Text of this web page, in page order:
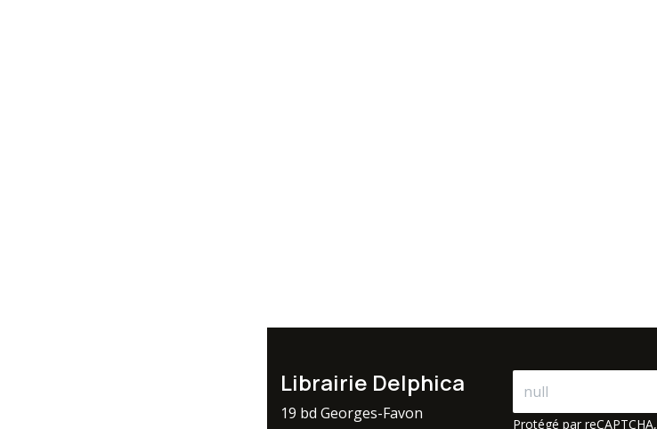
Librairie Delphica
19 bd Georges-Favon
Protégé par reCAPTCHA,